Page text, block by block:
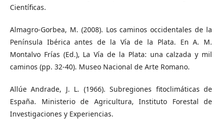
Científicas.
Almagro-Gorbea, M. (2008). Los caminos occidentales de la
Península Ibérica antes de la Vía de la Plata. En A. M.
Montalvo Frías (Ed.), La Vía de la Plata: una calzada y mil
caminos (pp. 32-40). Museo Nacional de Arte Romano.
Allúe Andrade, J. L. (1966). Subregiones fitoclimáticas de
España. Ministerio de Agricultura, Instituto Forestal de
Investigaciones y Experiencias.